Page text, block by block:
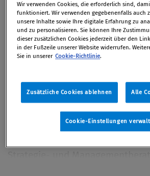
Artikel auf Xing teilen
Artikel auf linkedIn
Artikel auf
Artikellink
Artikel per
Vita
Lucas Fröhlich ist Senior
Sustainability & Climate Team
Österreich. Er verfügt über
Erfahrung in der Beratung
Wir verwenden Cookies, die erforderlich sind,
funktioniert. Wir verwenden gegebenenfalls auch
unsere Inhalte sowie Ihre digitale Erfahrung zu
und zu personalisieren. Sie können Ihre
dieser zusätzlichen Cookies jederzeit über den Link
in der Fußzeile unserer Website widerrufen.
Sie in unserer Cookie-Richtlinie.
Zusätzliche Cookies ablehnen Alle
Cookie-Einstellungen